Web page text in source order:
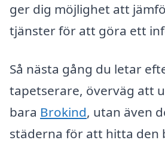
ger dig möjlighet att
tjänster för att göra ett
Så nästa gång du letar
tapetserare, överväg att
bara Brokind, utan även
städerna för att hitta den